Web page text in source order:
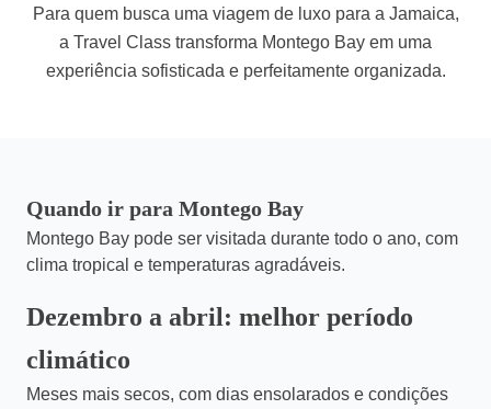
Para quem busca uma viagem de luxo para a Jamaica,
a Travel Class transforma Montego Bay em uma
experiência sofisticada e perfeitamente organizada.
Quando ir para Montego Bay
Montego Bay pode ser visitada durante todo o ano, com
clima tropical e temperaturas agradáveis.
Dezembro a abril: melhor período
climático
Meses mais secos, com dias ensolarados e condições